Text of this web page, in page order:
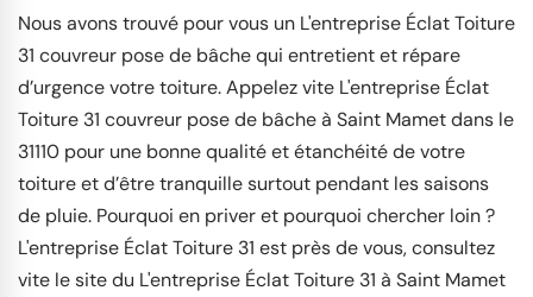
Nous avons trouvé pour vous un L'entreprise Éclat Toiture
31 couvreur pose de bâche qui entretient et répare
d’urgence votre toiture. Appelez vite L'entreprise Éclat
Toiture 31 couvreur pose de bâche à Saint Mamet dans le
31110 pour une bonne qualité et étanchéité de votre
toiture et d’être tranquille surtout pendant les saisons
de pluie. Pourquoi en priver et pourquoi chercher loin ?
L'entreprise Éclat Toiture 31 est près de vous, consultez
vite le site du L'entreprise Éclat Toiture 31 à Saint Mamet